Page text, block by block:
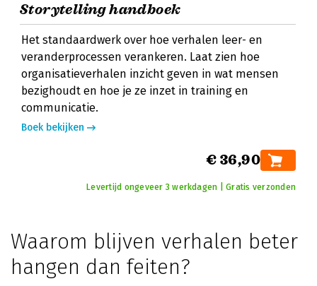
Storytelling handboek
Het standaardwerk over hoe verhalen leer- en
veranderprocessen verankeren. Laat zien hoe
organisatieverhalen inzicht geven in wat mensen
bezighoudt en hoe je ze inzet in training en
communicatie.
Boek bekijken
€ 36,90
Levertijd ongeveer 3 werkdagen | Gratis verzonden
Waarom blijven verhalen beter
hangen dan feiten?